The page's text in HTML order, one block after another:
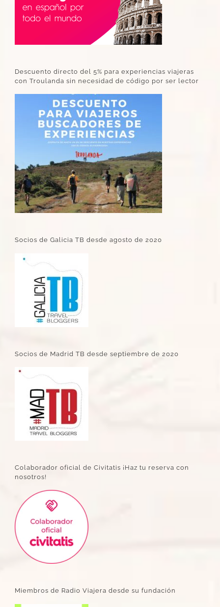
Descuento directo del 5% para experiencias viajeras
con Troulanda sin necesidad de código por ser lector
Socios de Galicia TB desde agosto de 2020
Socios de Madrid TB desde septiembre de 2020
Colaborador oficial de Civitatis ¡Haz tu reserva con
nosotros!
Miembros de Radio Viajera desde su fundación